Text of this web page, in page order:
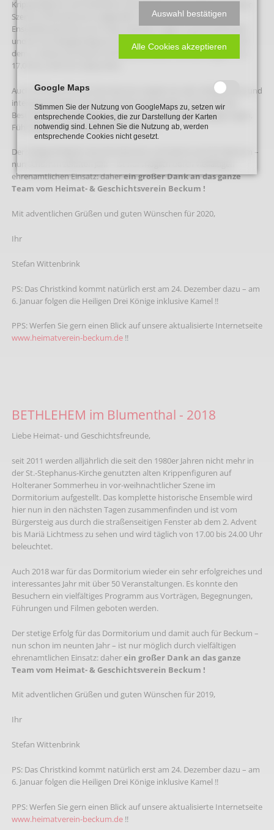
Krippenfiguren auf Holteraner Sommerheu in vor-weihnachtlicher
Szene im Dormitorium aufgestellt. Das komplette historische
Ensemble wird hier nun in den nächsten Tagen zusammenfinden
und ist vom Bürgersteig aus durch die straßenseitigen Fenster ab
dem 3. Advent bis Mariä Lichtmess zu sehen und wird täglich von
17.00 bis 24.00 Uhr beleuchtet.
Auch 2019 war für das Dormitorium wieder ein sehr erfolgreiches und
interessantes Jahr mit über 40 Veranstaltungen. Es konnte den
Besuchern ein vielfältiges Programm aus Vorträgen, Begegnungen,
Führungen und Filmen geboten werden.
Der stetige Erfolg für das Dormitorium und damit auch für Beckum –
nun schon im zehnten Jahr – ist nur möglich durch vielfältigen
ehrenamtlichen Einsatz: daherein großer Dank an das ganze
Team vom Heimat- & Geschichtsverein Beckum !
Mit adventlichen Grüßen und guten Wünschen für 2020,
Ihr
Stefan Wittenbrink
PS: Das Christkind kommt natürlich erst am 24. Dezember dazu – am
6. Januar folgen die Heiligen Drei Könige inklusive Kamel !!
PPS: Werfen Sie gern einen Blick auf unsere aktualisierte Internetseite
www.heimatverein-beckum.de!!
BETHLEHEM im Blumenthal - 2018
Liebe Heimat- und Geschichtsfreunde,
seit 2011 werden alljährlich die seit den 1980er Jahren nicht mehr in
der St.-Stephanus-Kirche genutzten alten Krippenfiguren auf
Holteraner Sommerheu in vor-weihnachtlicher Szene im
Dormitorium aufgestellt. Das komplette historische Ensemble wird
hier nun in den nächsten Tagen zusammenfinden und ist vom
Bürgersteig aus durch die straßenseitigen Fenster ab dem 2. Advent
bis Mariä Lichtmess zu sehen und wird täglich von 17.00 bis 24.00 Uhr
beleuchtet.
Auch 2018 war für das Dormitorium wieder ein sehr erfolgreiches und
interessantes Jahr mit über 50 Veranstaltungen. Es konnte den
Besuchern ein vielfältiges Programm aus Vorträgen, Begegnungen,
Führungen und Filmen geboten werden.
Der stetige Erfolg für das Dormitorium und damit auch für Beckum –
nun schon im neunten Jahr – ist nur möglich durch vielfältigen
ehrenamtlichen Einsatz: daherein großer Dank an das ganze
Team vom Heimat- & Geschichtsverein Beckum !
Mit adventlichen Grüßen und guten Wünschen für 2019,
Ihr
Stefan Wittenbrink
PS: Das Christkind kommt natürlich erst am 24. Dezember dazu – am
6. Januar folgen die Heiligen Drei Könige inklusive Kamel !!
PPS: Werfen Sie gern einen Blick auf unsere aktualisierte Internetseite
www.heimatverein-beckum.de!!
Auswahl bestätigen
Alle Cookies akzeptieren
Google Maps
Stimmen Sie der Nutzung von GoogleMaps zu, setzen wir
entsprechende Cookies, die zur Darstellung der Karten
notwendig sind. Lehnen Sie die Nutzung ab, werden
entsprechende Cookies nicht gesetzt.